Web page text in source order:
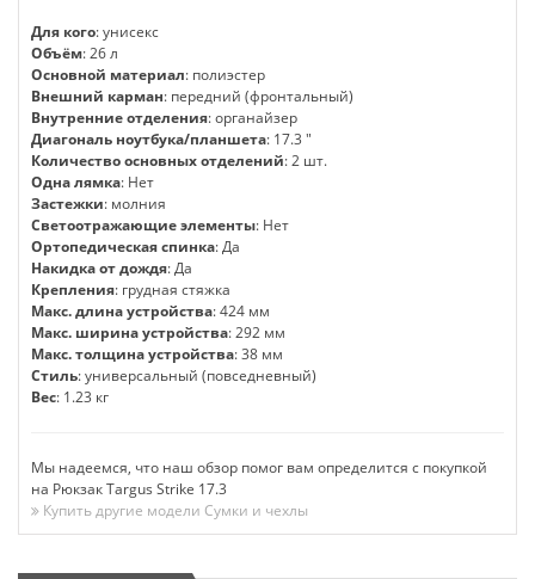
Для кого: унисекс
Объём: 26 л
Основной материал : полиэстер
Внешний карман : передний (фронтальный)
Внутренние отделения : органайзер
Диагональ ноутбука/планшета: 17.3 "
Количество основных отделений: 2 шт.
Одна лямка: Нет
Застежки: молния
Светоотражающие элементы: Нет
Ортопедическая спинка: Да
Накидка от дождя: Да
Крепления: грудная стяжка
Макс. длина устройства: 424 мм
Макс. ширина устройства: 292 мм
Макс. толщина устройства: 38 мм
Стиль: универсальный (повседневный)
Вес: 1.23 кг
Мы надеемся, что наш обзор помог вам определится с покупкой
на Рюкзак Targus Strike 17.3
Купить другие модели Сумки и чехлы